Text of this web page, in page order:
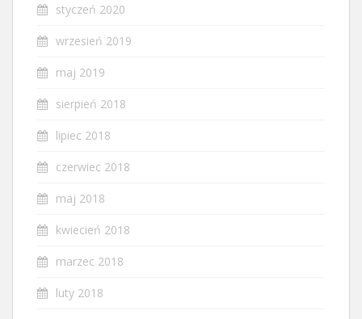
styczeń 2020
wrzesień 2019
maj 2019
sierpień 2018
lipiec 2018
czerwiec 2018
maj 2018
kwiecień 2018
marzec 2018
luty 2018